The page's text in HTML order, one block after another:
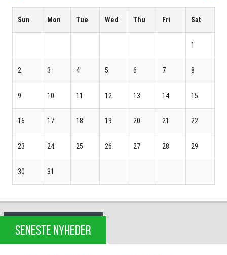
Sun Mon Tue Wed Thu Fri Sat
1
2 3 4 5 6 7 8
9 10 11 12 13 14 15
16 17 18 19 20 21 22
23 24 25 26 27 28 29
30 31
SENESTE NYHEDER